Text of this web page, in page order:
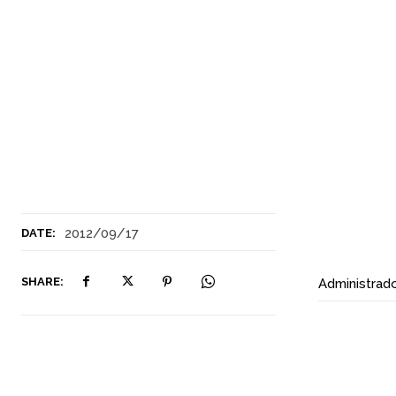
DATE: 2012/09/17
SHARE: